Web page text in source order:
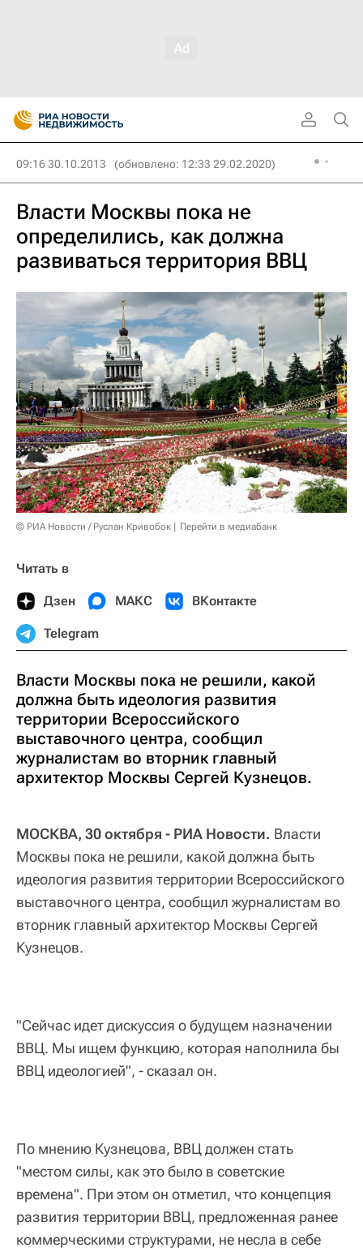
09:16 30.10.2013 (обновлено: 12:33 29.02.2020)
Власти Москвы пока не
определились, как должна
развиваться территория ВВЦ
© РИА Новости / Руслан Кривобок Перейти в медиабанк
Читать в
Дзен МАКС ВКонтакте
Telegram
Власти Москвы пока не решили, какой
должна быть идеология развития
территории Всероссийского
выставочного центра, сообщил
журналистам во вторник главный
архитектор Москвы Сергей Кузнецов.
МОСКВА, 30 октября - РИА Новости. Власти
Москвы пока не решили, какой должна быть
идеология развития территории Всероссийского
выставочного центра, сообщил журналистам во
вторник главный архитектор Москвы Сергей
Кузнецов.
"Сейчас идет дискуссия о будущем назначении
ВВЦ. Мы ищем функцию, которая наполнила бы
ВВЦ идеологией", - сказал он.
По мнению Кузнецова, ВВЦ должен стать
"местом силы, как это было в советские
времена". При этом он отметил, что концепция
развития территории ВВЦ, предложенная ранее
коммерческими структурами, не несла в себе